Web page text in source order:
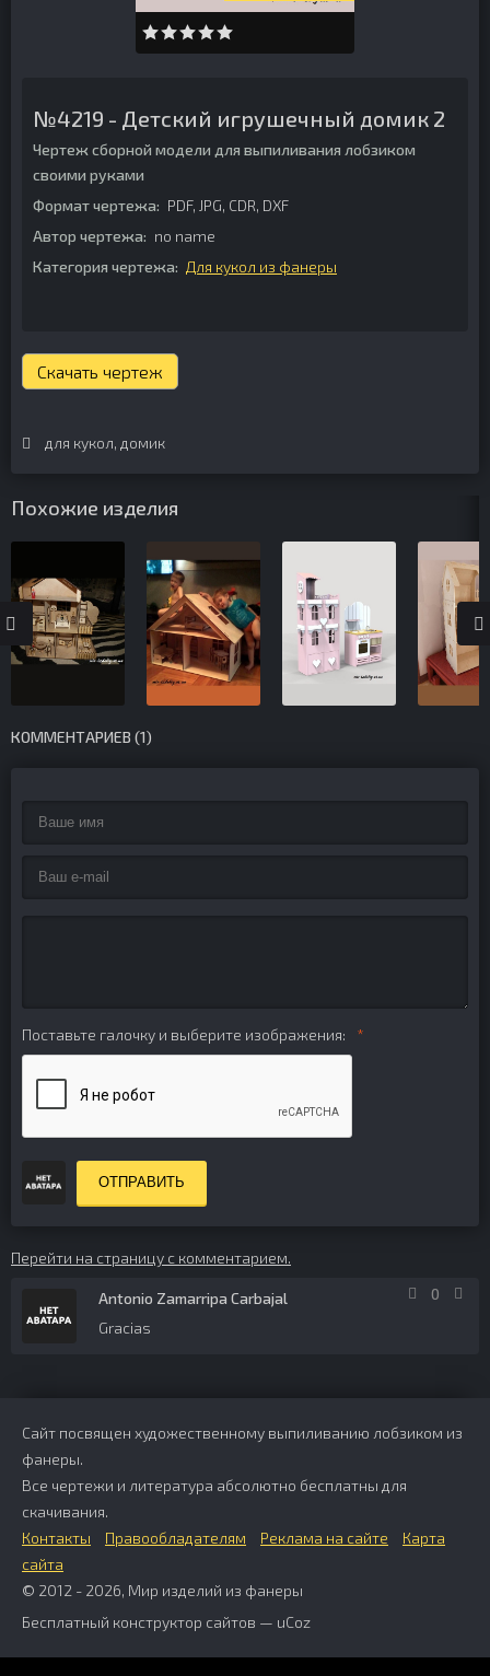
№4219 - Детский игрушечный домик 2
Чертеж сборной модели для выпиливания лобзиком
своими руками
Формат чертежа: PDF, JPG, CDR, DXF
Автор чертежа: no name
Категория чертежа: Для кукол из фанеры
Скачать чертеж
для кукол, домик
Похожие изделия
КОММЕНТАРИЕВ (1)
Поставьте галочку и выберите изображения:
ОТПРАВИТЬ
Перейти на страницу с комментарием.
Antonio Zamarripa Carbajal
0
Gracias
Сайт посвящен художественному выпиливанию лобзиком из
фанеры.
Все чертежи и литература абсолютно бесплатны для
скачивания.
Контакты
Правообладателям Реклама на сайте
Карта
сайта
© 2012 - 2026, Мир изделий из фанеры
Бесплатный конструктор сайтов — uCoz